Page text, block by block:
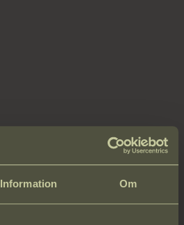
Information Om